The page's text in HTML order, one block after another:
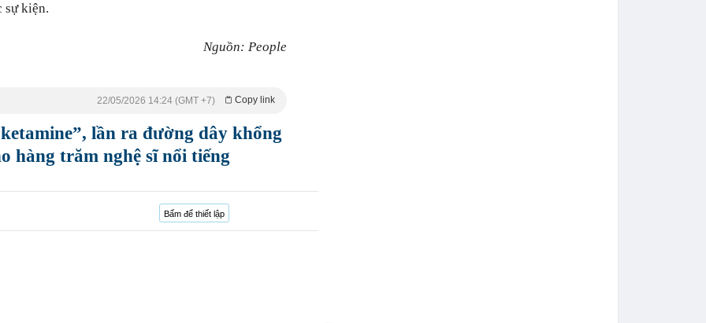
sự kiện.
Nguồn: People
Copy link
22/05/2026 14:24 (GMT +7)
lần ra đường dây khổng
hàng trăm nghệ sĩ nổi tiếng
Bấm để thiết lập